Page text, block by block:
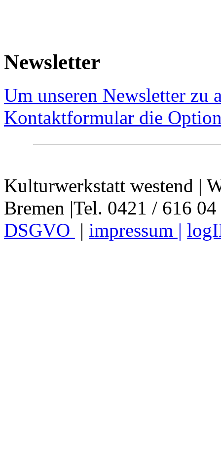
Newsletter
Um unseren Newsletter zu
Kontaktformular die
Kulturwerkstatt westend |
Bremen |Tel. 0421 / 616
DSGVO | impressum |